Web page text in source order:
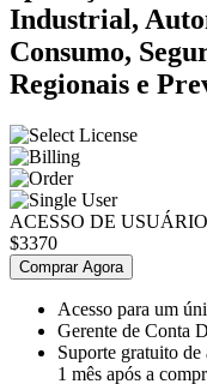
Industrial,
Consumo,
Regionais e
ACESSO DE
$3370
Comprar Agora
Acesso para um
Gerente de Conta
Suporte gratuito de
1 mês após a